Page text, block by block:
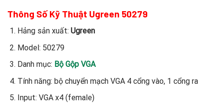
Thông Số Kỹ Thuật Ugreen 50279
Hảng sản xuất: Ugreen
Model: 50279
Danh mục: Bộ Gộp VGA
Tính năng: bộ chuyển mạch VGA 4 cổng vào, 1 cổng ra
Input: VGA x4 (female)